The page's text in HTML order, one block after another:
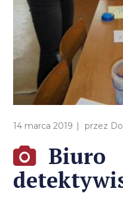
14 marca 2019 przez
Biuro